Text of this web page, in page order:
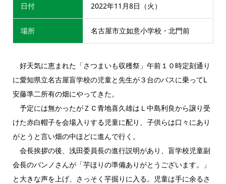
日付 2022年11月8日（火）
場所 名古屋市立如意小学校・北門前
好天気に恵まれた「さつまいも収穫祭」午前１０時定刻通り
に愛知県立名古屋盲学校の児童と先生が３台のバスに乗ってL
安藤準二所有の畑にやってきた。
予定には無かったがＺＣ青地喜久雄はＬ中島利良から譲り受
けた赤白帽子を会場入りする児童に配り、子供らは口々にあり
がとうと言い畑の中ほどに進んで行く。
会長挨拶の後、浅田委員長の進行説明があり、盲学校児童副
会長のバンノさんが「芋ほりの準備ありがとうございます。」
と大きな声を上げ、さっそく芋掘りに入る。児童は手に余るさ